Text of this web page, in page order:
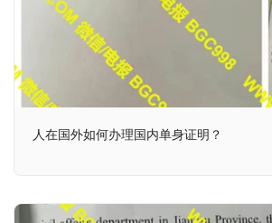
人在国外如何办理国内单身证明？